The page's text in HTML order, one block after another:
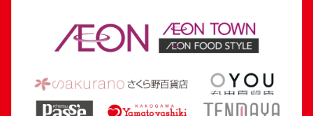
24金(K24)慶長小判
参考買取価格
892,800 円
24金 (K24) 天皇皇
判
30.0g
参考買取価格
892,800円